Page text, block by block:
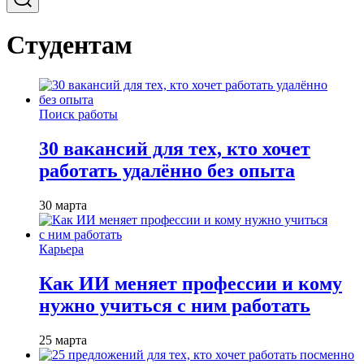
Студентам
Поиск работы
30 вакансий для тех, кто хочет
работать удалённо без опыта
30 марта
Карьера
Как ИИ меняет профессии и кому
нужно учиться с ним работать
25 марта